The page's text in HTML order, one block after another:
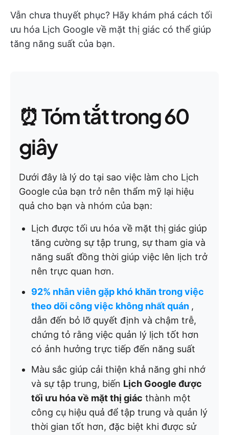
Vẫn chưa thuyết phục? Hãy khám phá cách tối
ưu hóa Lịch Google về mặt thị giác có thể giúp
tăng năng suất của bạn.
⏰ Tóm tắt trong 60
giây
Dưới đây là lý do tại sao việc làm cho Lịch
Google của bạn trở nên thẩm mỹ lại hiệu
quả cho bạn và nhóm của bạn:
Lịch được tối ưu hóa về mặt thị giác giúp
tăng cường sự tập trung, sự tham gia và
năng suất đồng thời giúp việc lên lịch trở
nên trực quan hơn.
92% nhân viên gặp khó khăn trong việc
theo dõi công việc không nhất quán ,
dẫn đến bỏ lỡ quyết định và chậm trễ,
chứng tỏ rằng việc quản lý lịch tốt hơn
có ảnh hưởng trực tiếp đến năng suất
Màu sắc giúp cải thiện khả năng ghi nhớ
và sự tập trung, biến Lịch Google được
tối ưu hóa về mặt thị giác thành một
công cụ hiệu quả để tập trung và quản lý
thời gian tốt hơn, đặc biệt khi được sử